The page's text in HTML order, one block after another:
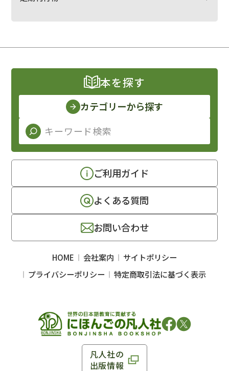
凡人社の
出版情報
本を探す
カテゴリーから探す
ご利用ガイド
よくある質問
お問い合わせ
HOME 会社案内
サイトポリシー
プライバシーポリシー
特定商取引法に基づく表示